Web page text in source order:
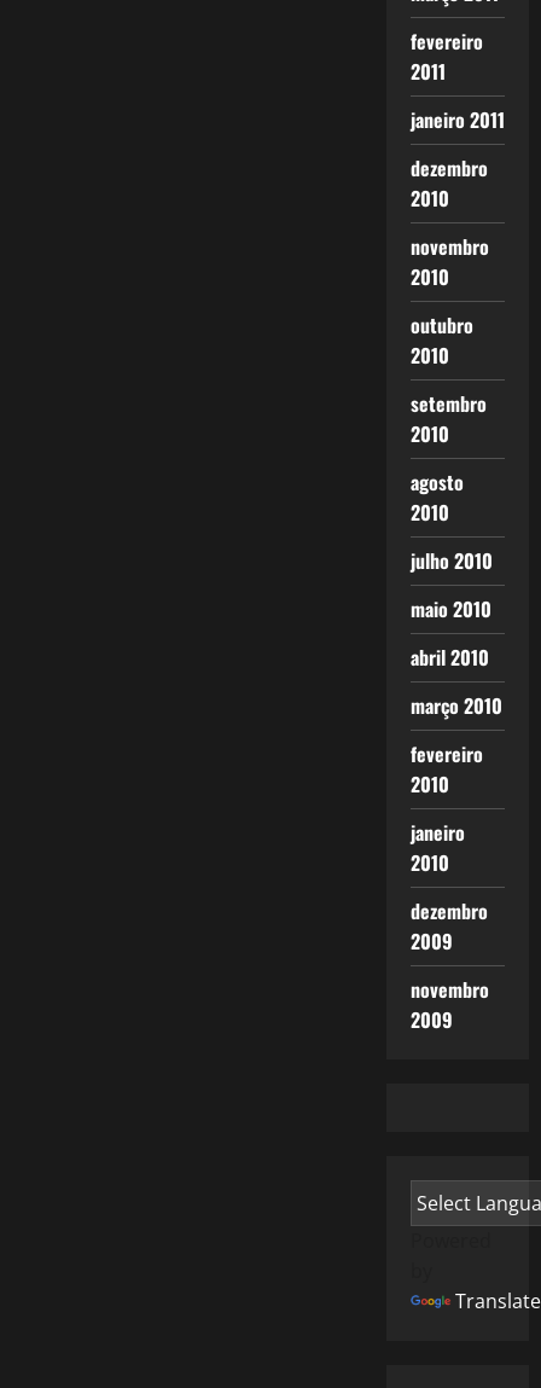
fevereiro
2011
janeiro 2011
dezembro
2010
novembro
2010
outubro
2010
setembro
2010
agosto
2010
julho 2010
maio 2010
abril 2010
março 2010
fevereiro
2010
janeiro
2010
dezembro
2009
novembro
2009
Translate